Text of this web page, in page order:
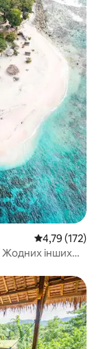
Середня
4,79 (172)
Жодних інших